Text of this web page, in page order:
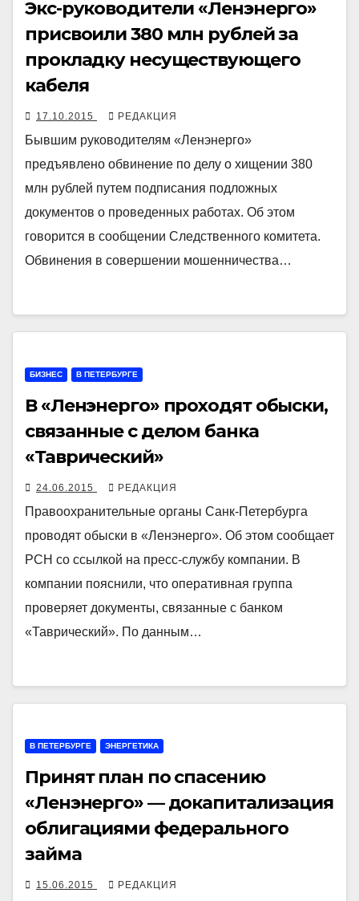
Экс-руководители «Ленэнерго»
присвоили 380 млн рублей за
прокладку несуществующего
кабеля
17.10.2015 РЕДАКЦИЯ
Бывшим руководителям «Ленэнерго»
предъявлено обвинение по делу о хищении 380
млн рублей путем подписания подложных
документов о проведенных работах. Об этом
говорится в сообщении Следственного комитета.
Обвинения в совершении мошенничества…
БИЗНЕС В ПЕТЕРБУРГЕ
В «Ленэнерго» проходят обыски,
связанные с делом банка
«Таврический»
24.06.2015 РЕДАКЦИЯ
Правоохранительные органы Санк-Петербурга
проводят обыски в «Ленэнерго». Об этом сообщает
РСН со ссылкой на пресс-службу компании. В
компании пояснили, что оперативная группа
проверяет документы, связанные с банком
«Таврический». По данным…
В ПЕТЕРБУРГЕ ЭНЕРГЕТИКА
Принят план по спасению
«Ленэнерго» — докапитализация
облигациями федерального
займа
15.06.2015 РЕДАКЦИЯ